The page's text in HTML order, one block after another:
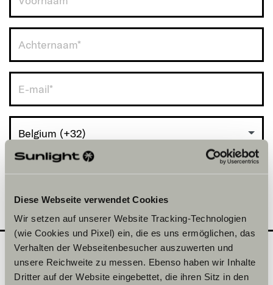
Diese Webseite verwendet Cookies
Wir setzen auf unserer Website Tracking-Technologien
(wie Cookies und Pixel) ein, die es uns ermöglichen, das
Verhalten der Webseitenbesucher auszuwerten und
unsere Reichweite zu messen. Ebenso haben wir Inhalte
Dritter auf der Website eingebettet, die ihren Sitz in den
Belgium (+32)
2
Welke model wil je